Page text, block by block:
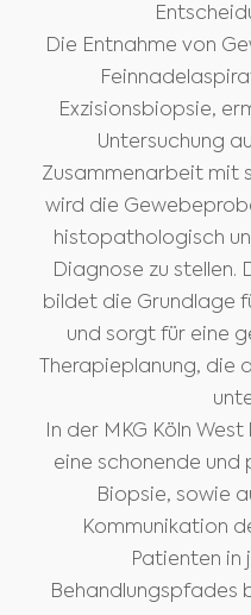
Die Entnahme von
Exzisionsbiopsie,
Untersuchung
Zusammenarbeit mit
wird die
histopathologisch
Diagnose zu stellen.
bildet die Grundlage
und sorgt für eine
Therapieplanung, die
In der MKG Köln
eine schonende und
Biopsie, sowie
Kommunikation
Patienten in
Behandlungspfades